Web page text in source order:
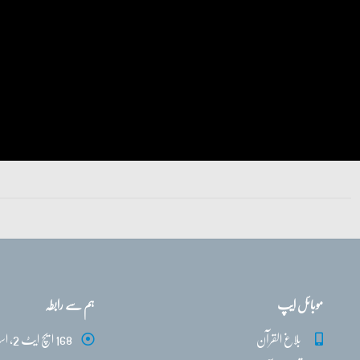
موبائل ایپ
بلاغ القرآن
ہم سے رابطہ
168 ایچ ایٹ 2، اسلام آباد